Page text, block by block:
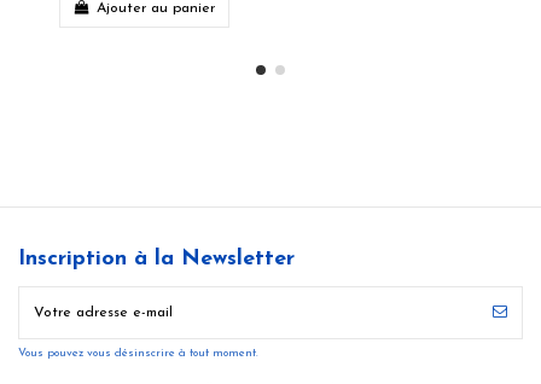
Ajouter au panier
Inscription à la Newsletter
Vous pouvez vous désinscrire à tout moment.